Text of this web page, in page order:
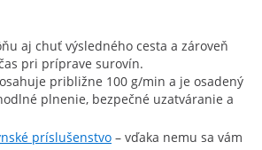
aj chuť výsledného cesta a zároveň
pri príprave surovín.
približne 100 g/min a je osadený
plnenie, bezpečné uzatváranie a
príslušenstvo – vďaka nemu sa vám